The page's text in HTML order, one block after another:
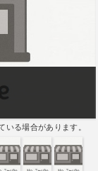
いる場合があります。